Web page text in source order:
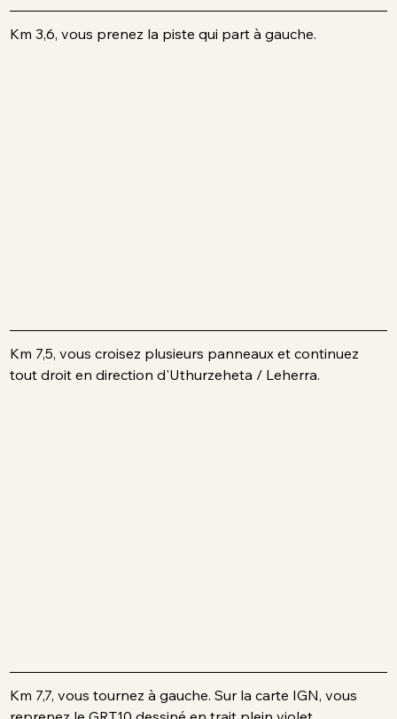
Km 3,6, vous prenez la piste qui part à gauche.
Km 7,5, vous croisez plusieurs panneaux et continuez
tout droit en direction d'Uthurzeheta / Leherra.
Km 7,7, vous tournez à gauche. Sur la carte IGN, vous